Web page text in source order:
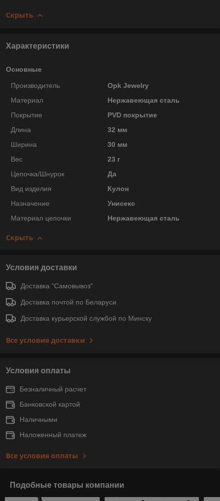
Скрыть
Характеристики
Основные
Производитель
Opk Jewelry
Материал
Нержавеющая сталь
Покрытие
PVD покрытие
Длина
32 мм
Ширина
30 мм
Вес
23 г
Цепочка/Шнурок
Да
Вид изделия
Кулон
Назначение
Унисекс
Материал цепочки
Нержавеющая сталь
Скрыть
Условия доставки
Доставка "Самовывоз"
Доставка почтой по Беларуси
Доставка курьерской службой по Минску
Все условия доставки
Условия оплаты
Безналичный расчет
Банковской картой
Наличными
Наложенный платеж
Все условия оплаты
Подобные товары компании